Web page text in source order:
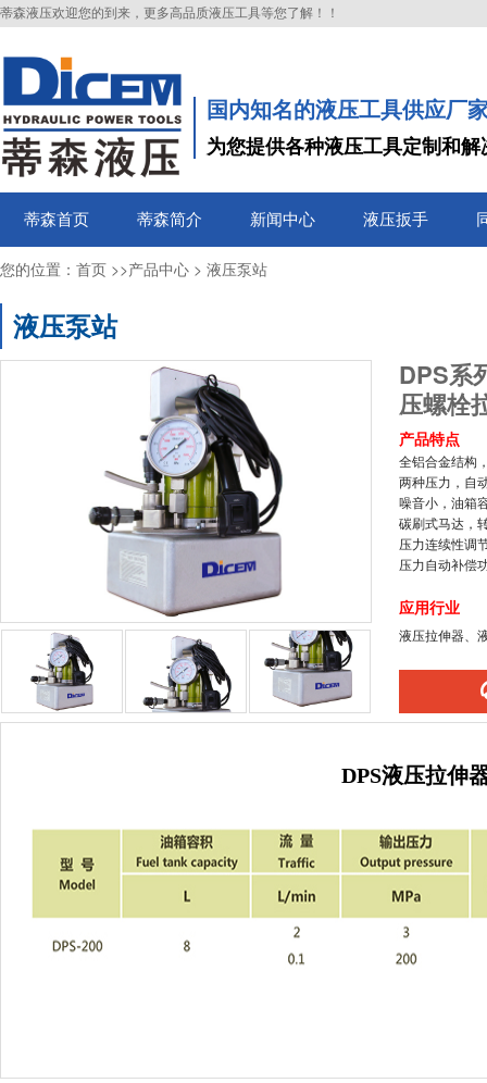
蒂森液压欢迎您的到来，更多高品质液压工具等您了解！！
国内知名的液压工具供应厂
为您提供各种液压工具定制和解
蒂森首页 蒂森简介 新闻中心 液压扳手
您的位置： 首页 >>产品中心 > 液压泵站
液压泵站
DPS系
压螺栓
产品特点
全铝合金结构
两种压力，自
噪音小，油箱
碳刷式马达，
压力连续性调
压力自动补偿
应用行业
液压拉伸器、
DPS液压拉伸